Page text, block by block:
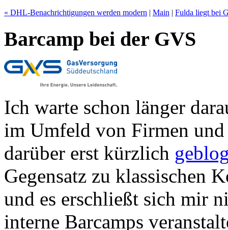
« DHL-Benachrichtigungen werden modern | Main | Fulda liegt bei
Barcamp bei der GVS
Ich warte schon länger
im Umfeld von Firmen und
darüber erst kürzlich
Gegensatz zu klassischen
und es erschließt sich mir
interne Barcamps